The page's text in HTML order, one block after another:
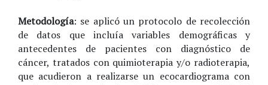
Metodología: se aplicó un protocolo de recolección
de datos que incluía variables demográficas y
antecedentes de pacientes con diagnóstico de
cáncer, tratados con quimioterapia y/o radioterapia,
que acudieron a realizarse un ecocardiograma con